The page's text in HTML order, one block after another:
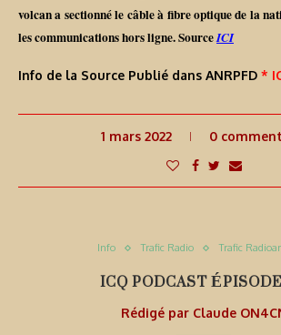
volcan a sectionné le câble à fibre optique de la
les communications hors ligne. SourceICI
Info de la Source Publié dans ANRPFD *
1 mars 2022 0
Info Trafic Radio Trafic
ICQ PODCAST
Rédigé par Claude